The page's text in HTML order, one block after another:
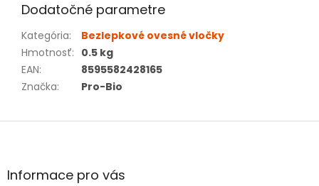
Dodatočné parametre
Kategória:
Bezlepkové ovesné vločky
Hmotnosť: 0.5 kg
EAN:
8595582428165
Značka: Pro-Bio
Z
äInformace pro vás